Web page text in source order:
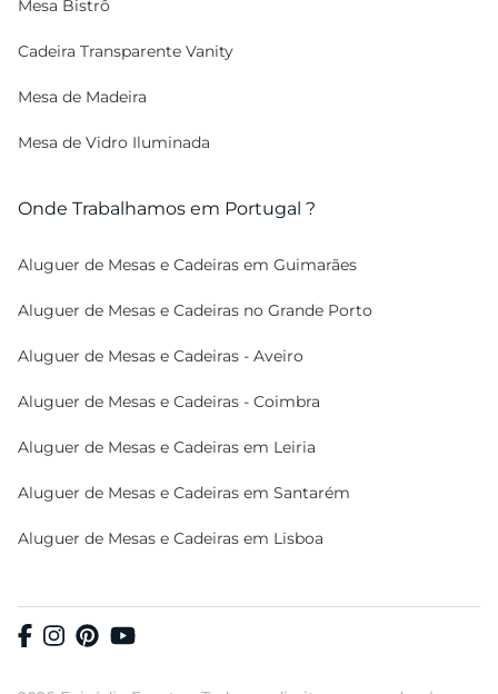
Mesa Bistrô
Cadeira Transparente Vanity
Mesa de Madeira
Mesa de Vidro Iluminada
Onde Trabalhamos em Portugal ?
Aluguer de Mesas e Cadeiras em Guimarães
Aluguer de Mesas e Cadeiras no Grande Porto
Aluguer de Mesas e Cadeiras - Aveiro
Aluguer de Mesas e Cadeiras - Coimbra
Aluguer de Mesas e Cadeiras em Leiria
Aluguer de Mesas e Cadeiras em Santarém
Aluguer de Mesas e Cadeiras em Lisboa